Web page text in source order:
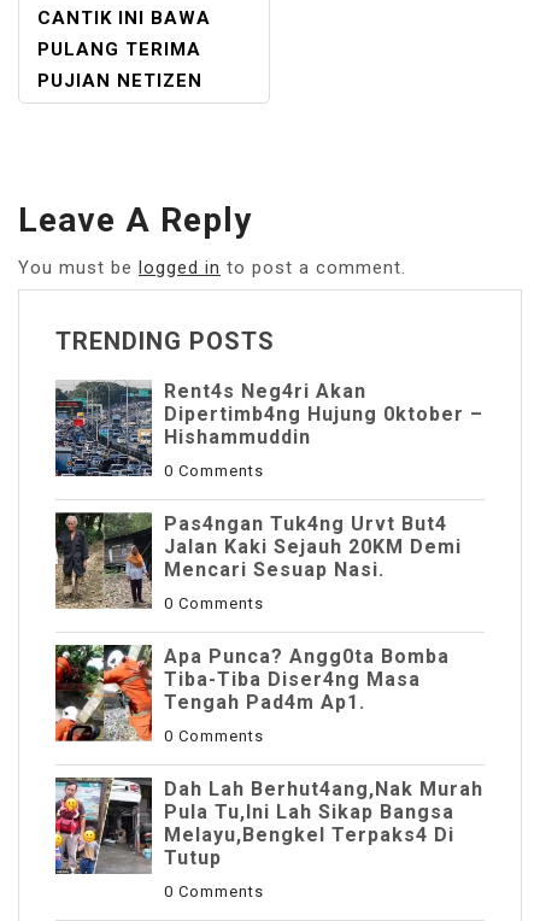
CANTIK INI BAWA
PULANG TERIMA
PUJIAN NETIZEN
Leave A Reply
You must be logged in to post a comment.
TRENDING POSTS
Rent4s Neg4ri Akan
Dipertimb4ng Hujung 0ktober –
Hishammuddin
0 Comments
Pas4ngan Tuk4ng Urvt But4
JaIan Kaki Sejauh 20KM Demi
Mencari Sesuap Nasi.
0 Comments
Apa Punca? Angg0ta Bomba
Tiba-Tiba Diser4ng Masa
Tengah Pad4m Ap1.
0 Comments
Dah Lah Berhut4ang,Nak Murah
Pula Tu,Ini Lah Sikap Bangsa
Melayu,Bengkel Terpaks4 Di
Tutup
0 Comments